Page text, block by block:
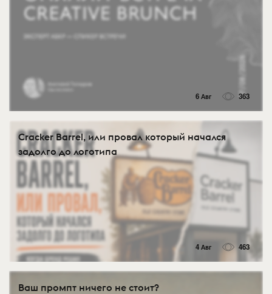
6 Авг 363
Cracker Barrel, или провал который начался
задолго до логотипа
4 Авг 463
Ваш промпт ничего не стоит?